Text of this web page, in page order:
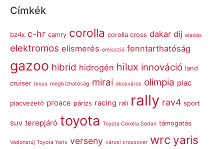
Címkék
bz4x c-hr camry corolla corolla cross dakar díj eladás
elektromos elismerés emisszió fenntarthatóság
gazoo hibrid hidrogén hilux innováció land
cruiser lexus megbízhatóság mirai okosváros olimpia piac
piacvezető proace párizs racing rali rally rav4 sport
suv terepjáró toyota Toyota Corolla Sedan támogatás
Vadonatúj Toyota Yaris verseny városi crossover wrc yaris